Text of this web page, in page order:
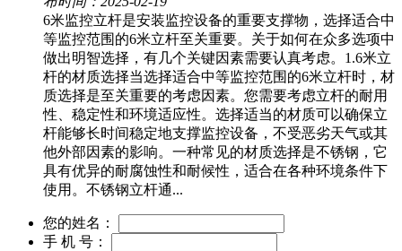
6米监控立杆是安装监控设备的重要支撑物，选择适合中
等监控范围的6米立杆至关重要。关于如何在众多选项中
做出明智选择，有几个关键因素需要认真考虑。1.6米立
杆的材质选择当选择适合中等监控范围的6米立杆时，材
质选择是至关重要的考虑因素。您需要考虑立杆的耐用
性、稳定性和环境适应性。选择适当的材质可以确保立
杆能够长时间稳定地支撑监控设备，不受恶劣天气或其
他外部因素的影响。一种常见的材质选择是不锈钢，它
具有优异的耐腐蚀性和耐候性，适合在各种环境条件下
使用。不锈钢立杆通...
您的姓名：
手 机 号：